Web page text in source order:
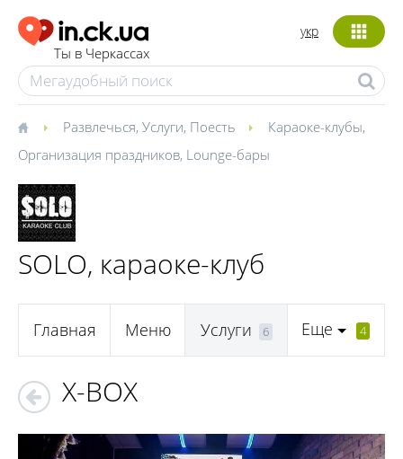
Ты в Черкассах
укр
Развлечься, Услуги, Поесть Караоке-клубы,
Организация праздников, Lounge-бары
SOLO, караоке-клуб
Главная Меню Услуги 6 Еще 4
X-BOX